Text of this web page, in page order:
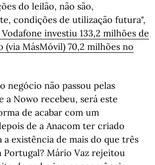
do leilão, não são,
condições de utilização futura",
Vodafone investiu 133,2 milhões de
(via MásMóvil) 70,2 milhões no
negócio não passou pelas
a Nowo recebeu, será este
de acabar com um
de a Anacom ter criado
a existência de mais do que três
Portugal? Mário Vaz rejeitou